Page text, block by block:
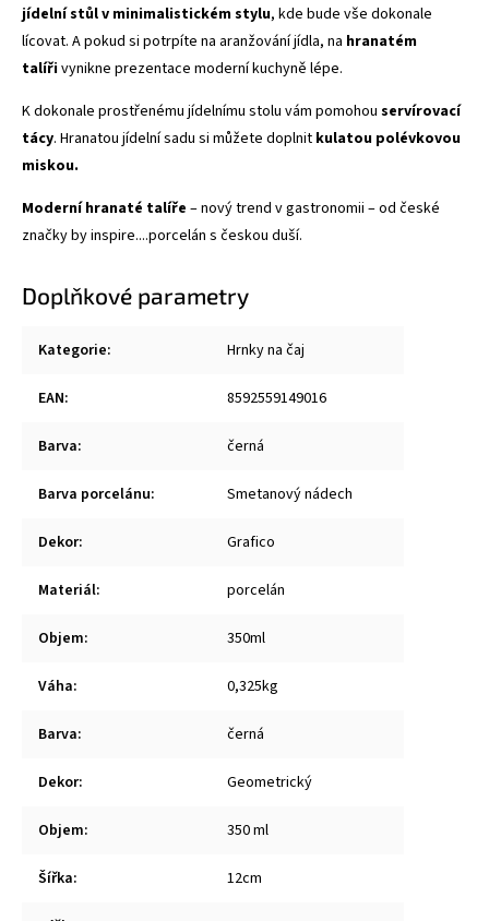
jídelní stůl v minimalistickém stylu, kde bude vše dokonale
lícovat. A pokud si potrpíte na aranžování jídla, na hranatém
talířivynikne prezentace moderní kuchyně lépe.
K dokonale prostřenému jídelnímu stolu vám pomohou servírovací
tácy. Hranatou jídelní sadu si můžete doplnit kulatou polévkovou
miskou.
Moderní hranaté talíře – nový trend v gastronomii – od české
značky by inspire....porcelán s českou duší.
Doplňkové parametry
Kategorie: Hrnky na čaj
EAN: 8592559149016
Barva: černá
Barva porcelánu: Smetanový nádech
Dekor: Grafico
Materiál: porcelán
Objem: 350ml
Váha: 0,325kg
Barva: černá
Dekor: Geometrický
Objem: 350 ml
Šířka: 12cm